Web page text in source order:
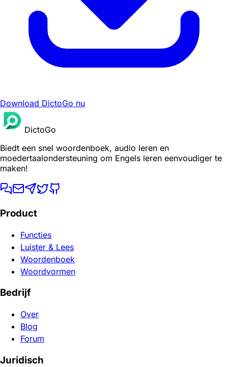
Download DictoGo nu
DictoGo
Biedt een snel woordenboek, audio leren en
moedertaalondersteuning om Engels leren eenvoudiger te
maken!
Product
Functies
Luister & Lees
Woordenboek
Woordvormen
Bedrijf
Over
Blog
Forum
Juridisch